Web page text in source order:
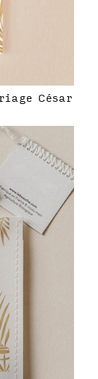
César